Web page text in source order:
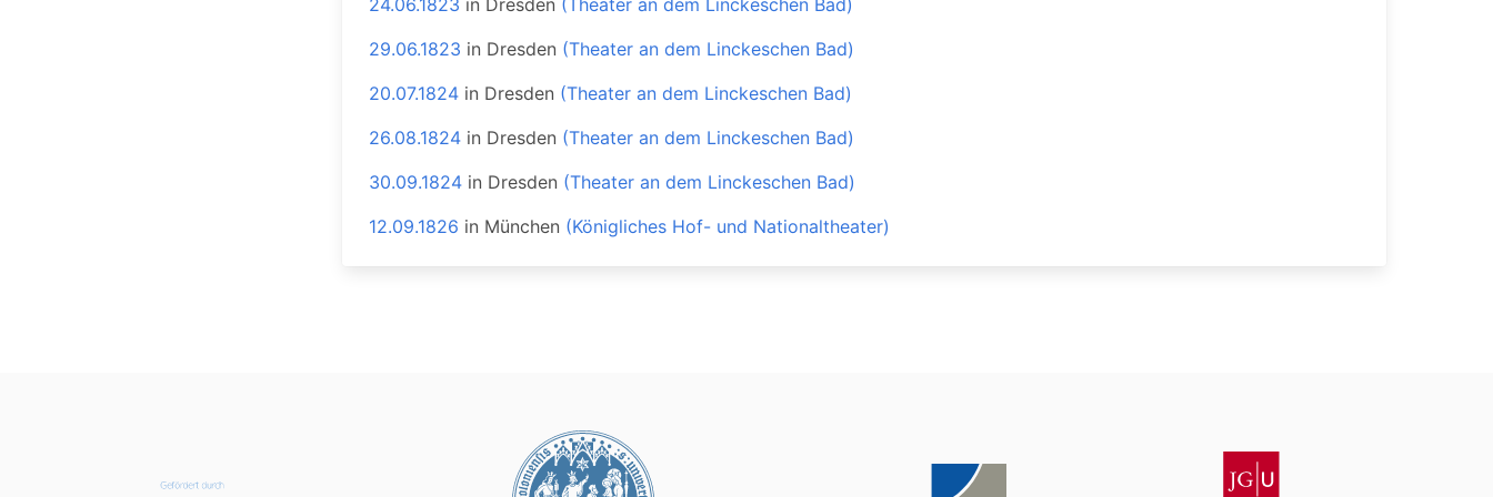
24.06.1823 in Dresden (Theater an dem Linckeschen Bad)
29.06.1823 in Dresden (Theater an dem Linckeschen Bad)
20.07.1824 in Dresden (Theater an dem Linckeschen Bad)
26.08.1824 in Dresden (Theater an dem Linckeschen Bad)
30.09.1824 in Dresden (Theater an dem Linckeschen Bad)
12.09.1826 in München (Königliches Hof- und Nationaltheater)